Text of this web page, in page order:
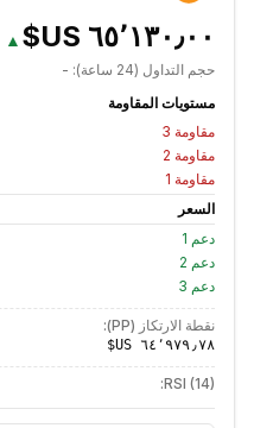
▲
حجم التداول (24 ساعة):
-
مستويات المقاومة
مقاومة 3
مقاومة 2
مقاومة 1
السعر
دعم 1
دعم 2
دعم 3
نقطة الارتكاز (PP):
RSI (14):